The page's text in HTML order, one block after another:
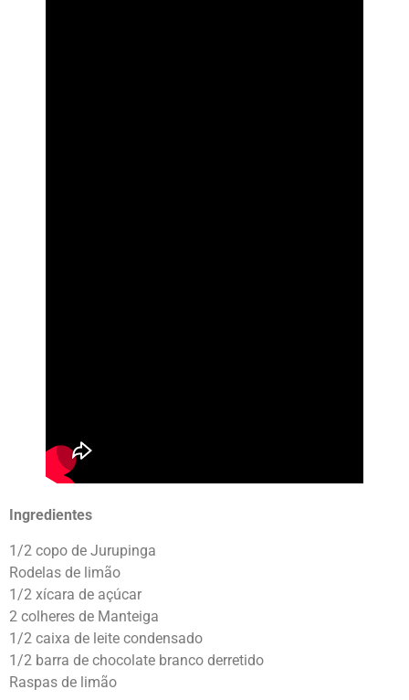
Ingredientes
1/2 copo de Jurupinga
Rodelas de limão
1/2 xícara de açúcar
2 colheres de Manteiga
1/2 caixa de leite condensado
1/2 barra de chocolate branco derretido
Raspas de limão